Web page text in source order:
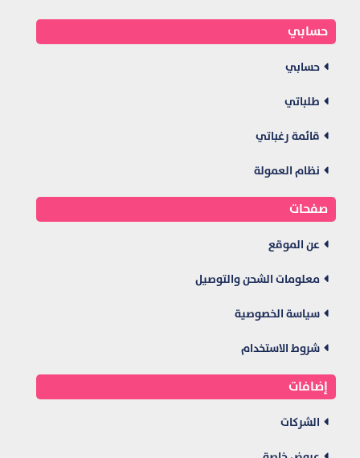
حسابي
حسابي
طلباتي
قائمة رغباتي
نظام العمولة
صفحات
عن الموقع
معلومات الشحن والتوصيل
سياسة الخصوصية
شروط الاستخدام
إضافات
الشركات